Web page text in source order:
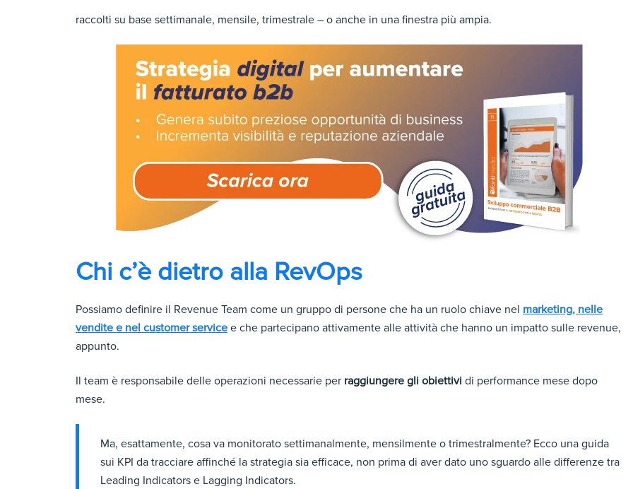
raccolti su base settimanale, mensile, trimestrale – o anche in una finestra più ampia.
Chi c’è dietro alla RevOps
Possiamo definire il Revenue Team come un gruppo di persone che ha un ruolo chiave nel marketing, nelle
vendite e nel customer service e che partecipano attivamente alle attività che hanno un impatto sulle revenue,
appunto.
Il team è responsabile delle operazioni necessarie per raggiungere gli obiettivi di performance mese dopo
mese.
Ma, esattamente, cosa va monitorato settimanalmente, mensilmente o trimestralmente? Ecco una guida
sui KPI da tracciare affinché la strategia sia efficace, non prima di aver dato uno sguardo alle differenze tra
Leading Indicators e Lagging Indicators.